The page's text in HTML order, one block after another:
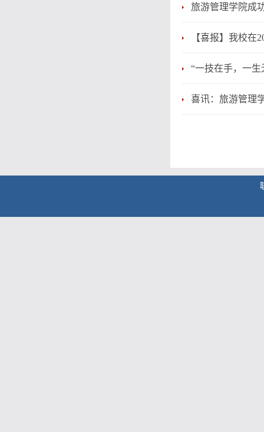
旅游管理学院成
【喜报】我校在
“一技在手，一
喜讯：旅游管理